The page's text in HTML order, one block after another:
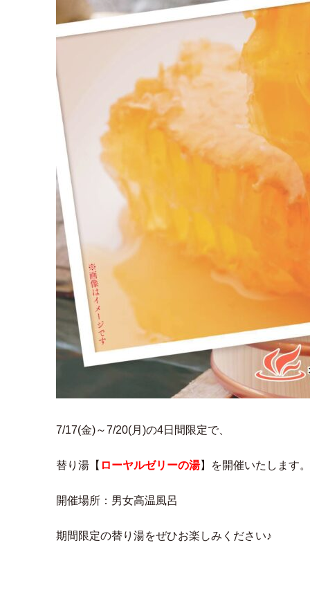
7/17(金)～7/20(月)の4日間限定で、
替り湯【 ローヤルゼリーの湯】を開催いたします。
開催場所：男女高温風呂
期間限定の替り湯をぜひお楽しみください♪